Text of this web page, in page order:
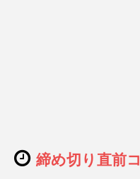
締め切り直前